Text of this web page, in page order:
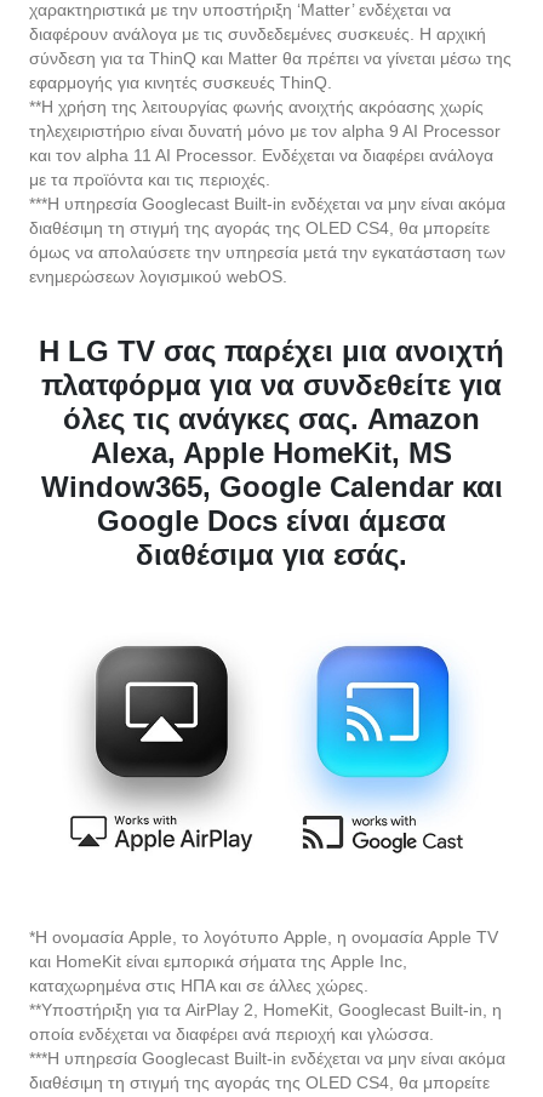
σύνδεση για τα ThinQ και Matter θα πρέπει να γίνεται μέσω της
εφαρμογής για κινητές συσκευές ThinQ.
**Η χρήση της λειτουργίας φωνής ανοιχτής ακρόασης χωρίς
τηλεχειριστήριο είναι δυνατή μόνο με τον alpha 9 AI Processor
και τον alpha 11 AI Processor. Ενδέχεται να διαφέρει ανάλογα
με τα προϊόντα και τις περιοχές.
***Η υπηρεσία Googlecast Built-in ενδέχεται να μην είναι ακόμα
διαθέσιμη τη στιγμή της αγοράς της OLED CS4, θα μπορείτε
όμως να απολαύσετε την υπηρεσία μετά την εγκατάσταση των
ενημερώσεων λογισμικού webOS.
πλατφόρμα για να συνδεθείτε για
όλες τις ανάγκες σας. Amazon
Alexa, Apple HomeKit, MS
Window365, Google Calendar και
Google Docs είναι άμεσα
διαθέσιμα για εσάς.
καταχωρημένα στις ΗΠΑ και σε άλλες χώρες.
**Υποστήριξη για τα AirPlay 2, HomeKit, Googlecast Built-in, η
οποία ενδέχεται να διαφέρει ανά περιοχή και γλώσσα.
***Η υπηρεσία Googlecast Built-in ενδέχεται να μην είναι ακόμα
διαθέσιμη τη στιγμή της αγοράς της OLED CS4, θα μπορείτε
όμως να απολαύσετε την υπηρεσία μετά την εγκατάσταση των
ενημερώσεων λογισμικού webOS.